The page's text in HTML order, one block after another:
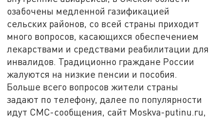
озабочены медленной газификацией
сельских районов, со всей страны приходит
много вопросов, касающихся обеспечением
лекарствами и средствами реабилитации для
инвалидов. Традиционно граждане России
жалуются на низкие пенсии и пособия.
Больше всего вопросов жители страны
задают по телефону, далее по популярности
идут СМС-сообщения, сайт Moskva-putinu.ru,